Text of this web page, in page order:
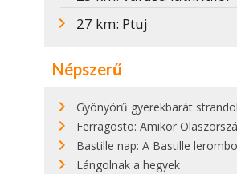
27 km: Ptuj
Népszerű
Gyönyörű gyerekbarát strandok Olaszországban -
Ferragosto: Amikor Olaszország
Bastille nap: A Bastille lerombolása az
Lángolnak a hegyek